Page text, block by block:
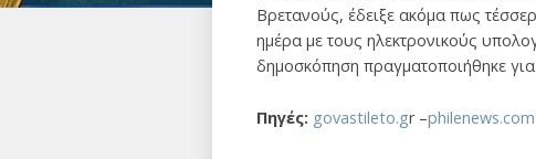
Βρετανούς, έδειξε ακόμα πως
ημέρα με τους ηλεκτρονικούς
δημοσκόπηση πραγματοποιήθηκε για
Πηγές: govastileto.gr –philenews.com